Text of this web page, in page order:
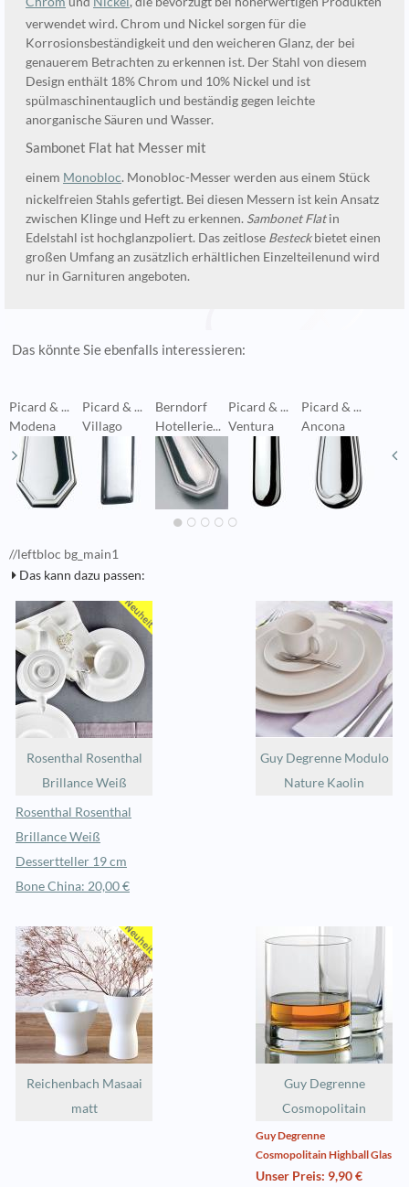
verwendet wird. Chrom und Nickel sorgen für die
Korrosionsbeständigkeit und den weicheren Glanz, der bei
genauerem Betrachten zu erkennen ist. Der Stahl von diesem
Design enthält 18% Chrom und 10% Nickel und ist
spülmaschinentauglich und beständig gegen leichte
anorganische Säuren und Wasser.
Sambonet Flat hat Messer mit
einem Monobloc. Monobloc-Messer werden aus einem Stück
nickelfreien Stahls gefertigt. Bei diesen Messern ist kein Ansatz
zwischen Klinge und Heft zu erkennen. Sambonet Flatin
Edelstahl ist hochglanzpoliert. Das zeitlose Besteckbietet einen
großen Umfang an zusätzlich erhältlichen Einzelteilenund wird
nur in Garnituren angeboten.
Das könnte Sie ebenfalls interessieren:
Picard & ...
Modena
Picard & ...
Villago
Berndorf
Hotellerie...
Picard & ...
Ventura
Picard & ...
Ancona
//leftbloc bg_main1
Das kann dazu passen:
Rosenthal Rosenthal
Brillance Weiß
Rosenthal Rosenthal
Brillance Weiß
Dessertteller 19 cm
Bone China: 20,00 €
Guy Degrenne Modulo
Nature Kaolin
Reichenbach Masaai
matt
Guy Degrenne
Cosmopolitain
Guy Degrenne
Cosmopolitain Highball Glas
Unser Preis: 9,90 €